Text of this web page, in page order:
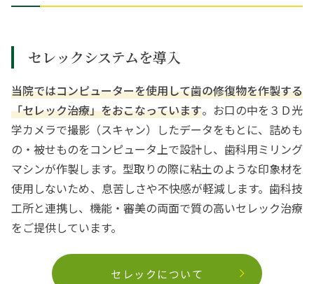
セレックシステムを導入
当院ではコンピューターを使用して歯の修復物を作製する
「セレック治療」をおこなっています。お口の中を３Ｄ光
学カメラで撮影（スキャン）したデータをもとに、詰めも
の・被せものをコンピュータ上で設計し、歯科用ミリング
マシンが作製します。型取りの際に粘土のような印象材を
使用しないため、息苦しさや不快感が軽減します。歯科技
工所と連携し、機能・審美の両面で質の高いセレック治療
をご提供しています。
セレックについて